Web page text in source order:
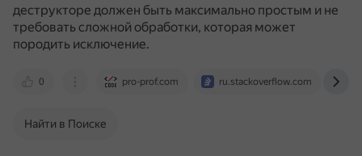
деструкторе должен быть максимально простым и не
требовать сложной обработки, которая может
породить исключение.
0 pro-prof.com ru.stackoverflow.com
Найти в Поиске